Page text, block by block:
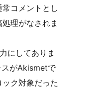
コメントとし
理がなされま
にしてありま
スがAkismetで
ク対象だった